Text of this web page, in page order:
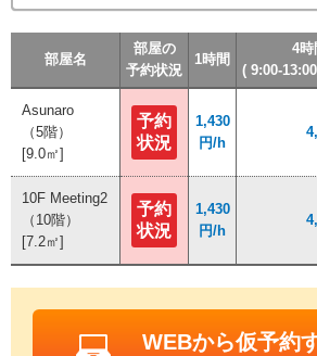
部屋名
部屋の
予約状況
1時間
4時
( 9:00-
部屋名
部屋の
予約状況
1時間
4時
( 9:00-
部屋名
部屋の
予約状況
1時間
4時
( 9:00-
Asunaro
（5階）
[9.0㎡]
予約
状況
1,430
円/h
10F Meeting2
（10階）
[7.2㎡]
予約
状況
1,430
円/h
部屋名
部屋の
予約状況
1時間
4時
( 9:00-
Asunaro
（5階）
[9.0㎡]
予約
状況
1,430
円/h
10F Meeting2
（10階）
[7.2㎡]
予約
状況
1,430
円/h
WEBから仮予約